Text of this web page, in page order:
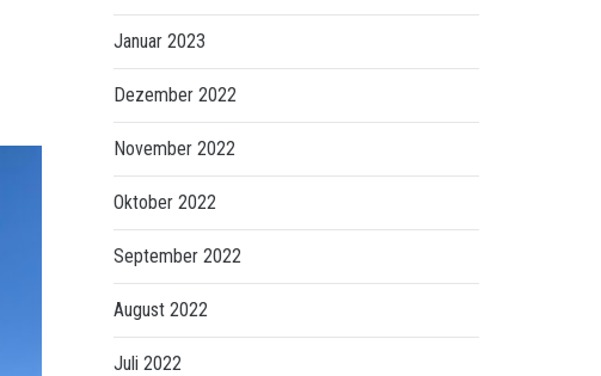
Januar 2023
Dezember 2022
November 2022
Oktober 2022
September 2022
August 2022
Juli 2022